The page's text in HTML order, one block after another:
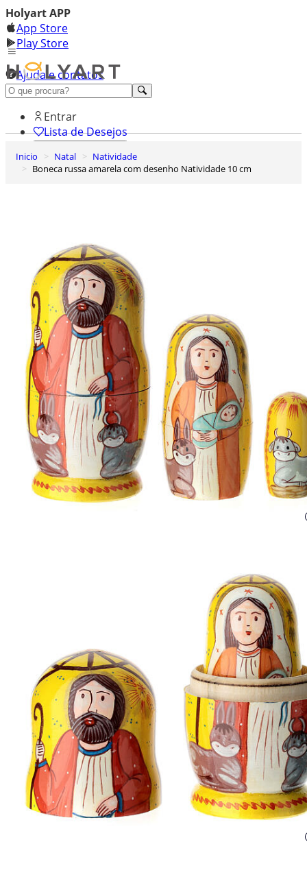
Holyart APP
App Store
Play Store
Ajuda e contatos
Conheça premium
Entrar
Lista de Desejos
Carrinho de Compras
Inicio Natal
Natividade
Boneca russa amarela com desenho Natividade 10 cm